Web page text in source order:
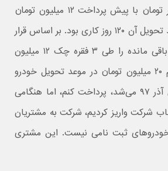
۶۳ میلیون و ۸۰۰ هزار تومان با پیش پرداخت ۱۲ میلیون تومان
ثبت نام کردم که موعد تحویل آن ۱۲۰ روز کاری بود. بر اساس قرار
داد مقرر شد تا مبلغ باقی مانده را طی ۳ فقره چک ۱۲ میلیون
تومان در کنار یک وام ۲۰ میلیون تومان در موعد تحویل خودرو
که اواخر آبان تا اوایل آذر ۹۷ می‌شد، پرداخت کنم، اما هنگامی
شرکت واریز کردیم، شرکت به مشتریان
ثبت نامی نیست. این مشتری